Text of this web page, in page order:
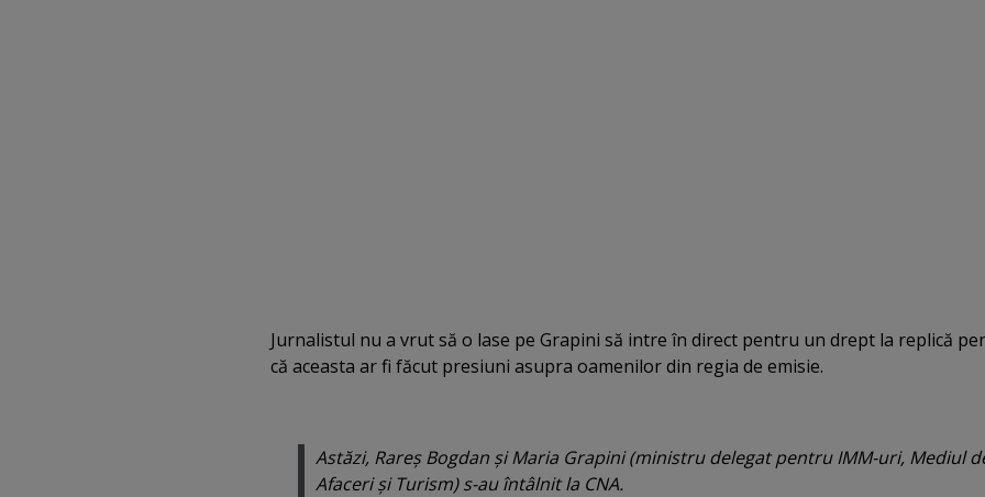
Jurnalistul nu a vrut să o lase pe Grapini să intre în direct pentru un drept la replică
că aceasta ar fi făcut presiuni asupra oamenilor din regia de emisie.
Astăzi, Rareş Bogdan şi Maria Grapini (ministru delegat pentru IMM-uri, Mediul
Afaceri şi Turism) s-au întâlnit la CNA.